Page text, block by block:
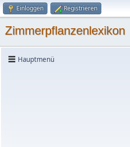
Einloggen Registrieren
Zimmerpflanzenlexikon
Hauptmenü